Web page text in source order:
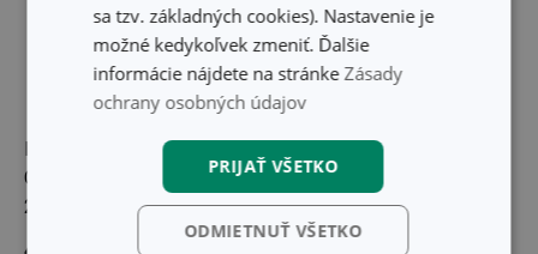
Panvica hlboká
GrandCHEF+ ø 24 cm,
2 úchyty
Doprava zdarma
Panvica hlboká
GrandCHEF+ ø 28 cm,
2 úchyty
sa tzv. základných cookies). Nastavenie je
možné kedykoľvek zmeniť. Ďalšie
informácie nájdete na stránkeZásady
ochrany osobných údajov
PRIJAŤ VŠETKO
ODMIETNUŤ VŠETKO